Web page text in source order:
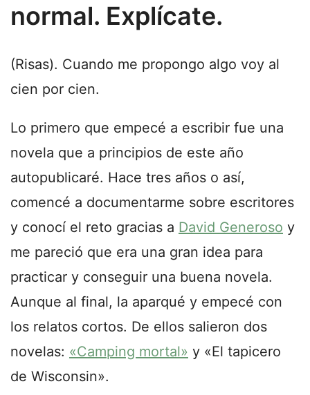
normal. Explícate.
(Risas). Cuando me propongo algo voy al
cien por cien.
Lo primero que empecé a escribir fue una
novela que a principios de este año
autopublicaré. Hace tres años o así,
comencé a documentarme sobre escritores
y conocí el reto gracias a David Generoso y
me pareció que era una gran idea para
practicar y conseguir una buena novela.
Aunque al final, la aparqué y empecé con
los relatos cortos. De ellos salieron dos
novelas: «Camping mortal» y «El tapicero
de Wisconsin».